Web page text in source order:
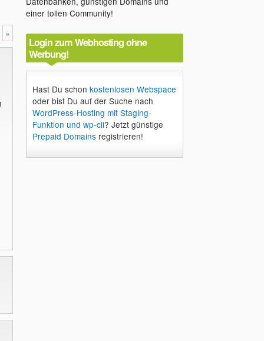
»
einer tollen Community!
Login zum Webhosting ohne
Werbung!
Hast Du schon kostenlosen Webspace
oder bist Du auf der Suche nach
WordPress-Hosting mit Staging-
Funktion und wp-cli? Jetzt günstige
Prepaid Domainsregistrieren!